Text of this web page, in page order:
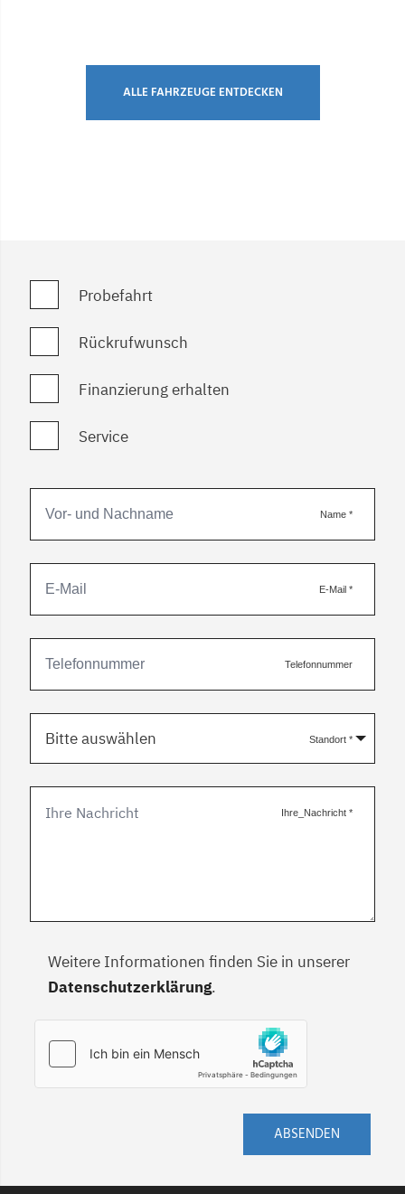
ALLE FAHRZEUGE ENTDECKEN
Probefahrt
Rückrufwunsch
Finanzierung erhalten
Service
Name *
E-Mail *
Telefonnummer
Standort *
Bitte auswählen
Ihre_Nachricht *
Weitere Informationen finden Sie in unserer
Datenschutzerklärung.
ABSENDEN